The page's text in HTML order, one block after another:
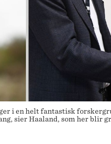
i en helt fantastisk
sier Haaland, som her